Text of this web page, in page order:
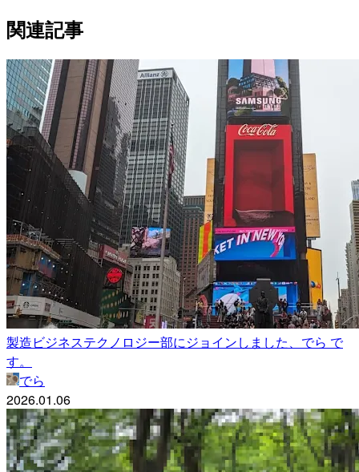
関連記事
製造ビジネステクノロジー部にジョインしました、でら で
す。
でら
2026.01.06